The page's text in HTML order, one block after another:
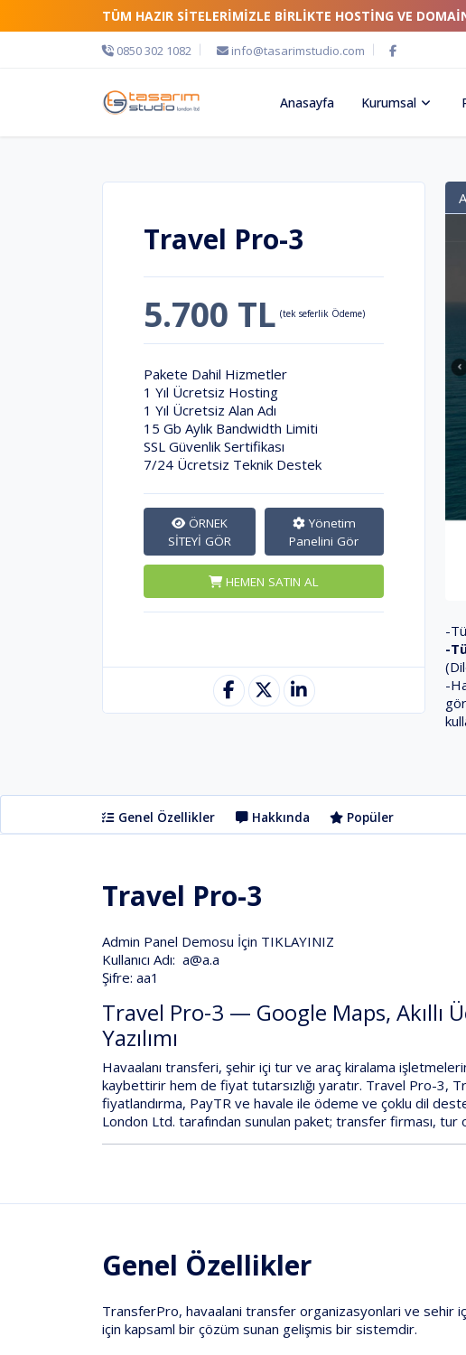
TÜM HAZIR SİTELERİMİZLE BİRLİKTE HOSTİNG VE
0850 302 1082 info@tasarimstudio.com
Anasayfa Kurumsal
Travel Pro-3
5.700 TL (tek seferlik Ödeme)
Pakete Dahil Hizmetler
1 Yıl Ücretsiz Hosting
1 Yıl Ücretsiz Alan Adı
15 Gb Aylık Bandwidth Limiti
SSL Güvenlik Sertifikası
7/24 Ücretsiz Teknik Destek
ÖRNEK
SİTEYİ GÖR
Yönetim
Panelini Gör
HEMEN SATIN AL
-
-
-
Genel Özellikler Hakkında Popüler
Travel Pro-3
Admin Panel Demosu İçin TIKLAYINIZ
Kullanıcı Adı: a@a.a
Şifre: aa1
Travel Pro-3 — Google Maps, Akıllı
Yazılımı
Havaalanı transferi, şehir içi tur ve araç kiralama
kaybettirir hem de fiyat tutarsızlığı yaratır. Travel Pro-3,
fiyatlandırma, PayTR ve havale ile ödeme veçoklu dil
London Ltd. tarafından sunulan paket; transfer firması,
Genel Özellikler
TransferPro, havaalani transfer organizasyonlari ve sehir
için kapsaml bir çözüm sunan gelişmis bir sistemdir.